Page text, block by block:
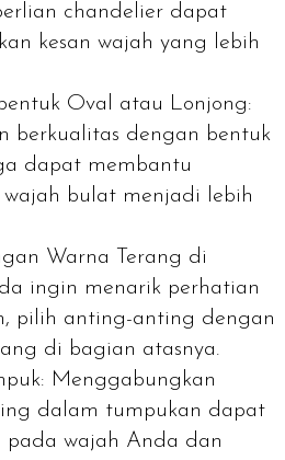
chandelier dapat
kesan wajah yang lebih
Oval atau Lonjong:
berkualitas dengan bentuk
dapat membantu
bulat menjadi lebih
Warna Terang di
ingin menarik perhatian
pilih anting-anting dengan
di bagian atasnya.
Menggabungkan
dalam tumpukan dapat
pada wajah Anda dan